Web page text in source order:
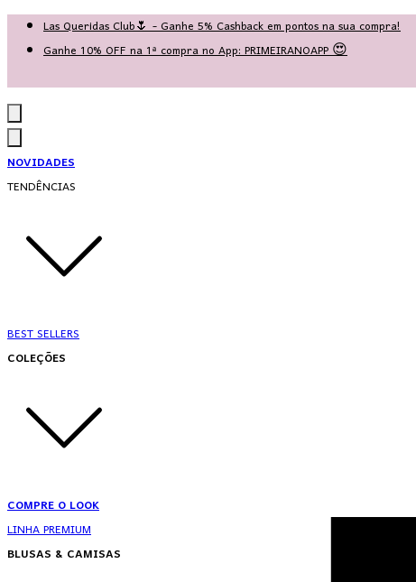
Las Queridas Club🌷 - Ganhe 5% Cashback em pontos na sua compra!
Ganhe 10% OFF na 1ª compra no App: PRIMEIRANOAPP 😍
NOVIDADES
TENDÊNCIAS
BEST SELLERS
COLEÇÕES
COMPRE O LOOK
LINHA PREMIUM
BLUSAS & CAMISAS